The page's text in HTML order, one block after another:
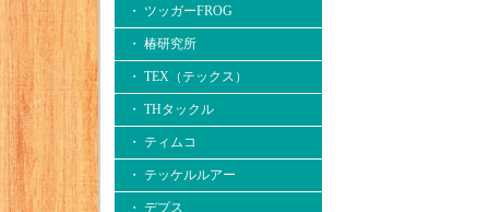
・ ツッガーFROG
・ 椿研究所
・ TEX（テックス）
・ THタックル
・ ティムコ
・ テッケルルアー
・ デプス